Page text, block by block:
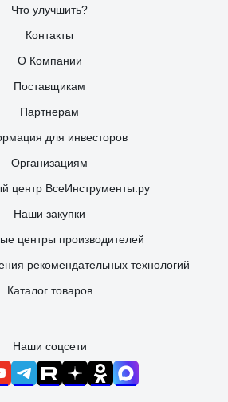
Что улучшить?
Контакты
О Компании
Поставщикам
Партнерам
для инвесторов
Организациям
центр ВсеИнструменты.ру
Наши закупки
центры производителей
рекомендательных технологий
Каталог товаров
Наши соцсети